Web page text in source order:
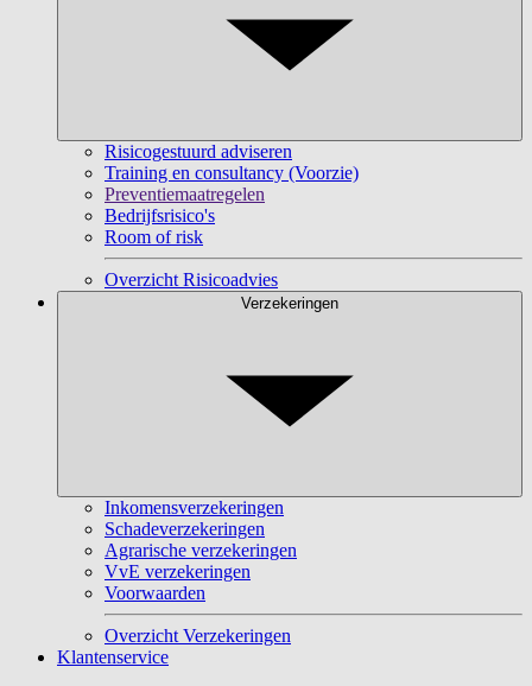
Risicogestuurd adviseren
Training en consultancy (Voorzie)
Preventiemaatregelen
Bedrijfsrisico's
Room of risk
Overzicht Risicoadvies
Verzekeringen
Inkomensverzekeringen
Schadeverzekeringen
Agrarische verzekeringen
VvE verzekeringen
Voorwaarden
Overzicht Verzekeringen
Klantenservice